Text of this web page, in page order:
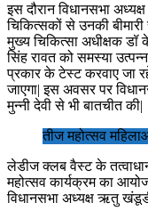
इस दौरान विधानसभा
चिकित्सकों से उनकी
मुख्य चिकित्सा अधीक्षक
सिंह रावत को समस्या
प्रकार के टेस्ट करवाए जा
जाएगा| इस अवसर पर
मुन्नी देवी से भी बातचीत की|
तीज महोत्सव
लेडीज क्लब वैस्ट के
महोत्सव कार्यक्रम का
विधानसभा अध्यक्ष ऋतु